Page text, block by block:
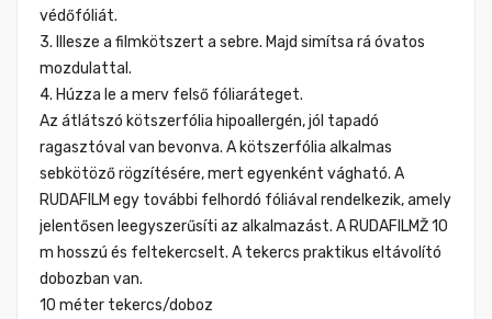
védőfóliát.
3. Illesze a filmkötszert a sebre. Majd simítsa rá óvatos
mozdulattal.
4. Húzza le a merv felső fóliaráteget.
Az átlátszó kötszerfólia hipoallergén, jól tapadó
ragasztóval van bevonva. A kötszerfólia alkalmas
sebkötöző rögzítésére, mert egyenként vágható. A
RUDAFILM egy további felhordó fóliával rendelkezik, amely
jelentősen leegyszerűsíti az alkalmazást. A RUDAFILMŽ 10
m hosszú és feltekercselt. A tekercs praktikus eltávolító
dobozban van.
10 méter tekercs/doboz